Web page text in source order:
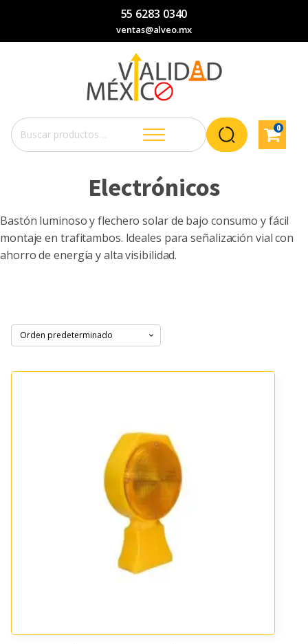
55 6283 0340
ventas@alveo.mx
Buscar
por:
0
Electrónicos
Bastón luminoso y flechero solar de bajo consumo y fácil
montaje en trafitambos. Ideales para señalización vial con
ahorro de energía y alta visibilidad.